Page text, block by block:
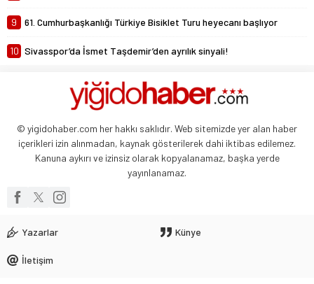
9 61. Cumhurbaşkanlığı Türkiye Bisiklet Turu heyecanı başlıyor
10 Sivasspor’da İsmet Taşdemir’den ayrılık sinyali!
© yigidohaber.com her hakkı saklıdır. Web sitemizde yer alan haber
içerikleri izin alınmadan, kaynak gösterilerek dahi iktibas edilemez.
Kanuna aykırı ve izinsiz olarak kopyalanamaz, başka yerde
yayınlanamaz.
Yazarlar Künye
İletişim